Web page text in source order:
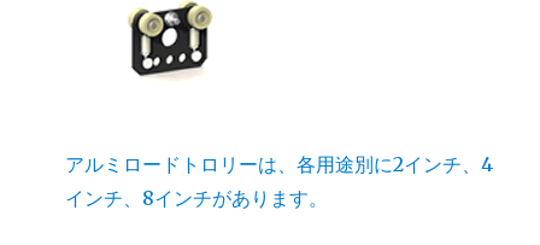
アルミロードトロリーは、各用途別に2インチ、4
インチ、8インチがあります。